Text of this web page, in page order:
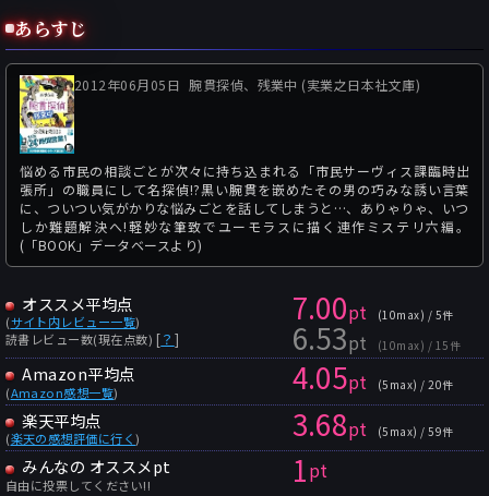
あらすじ
2012年06月05日 腕貫探偵、残業中 (実業之日本社文庫)
悩める市民の相談ごとが次々に持ち込まれる「市民サーヴィス課臨時出
張所」の職員にして名探偵!?黒い腕貫を嵌めたその男の巧みな誘い言葉
に、ついつい気がかりな悩みごとを話してしまうと…、ありゃりゃ、いつ
しか難題解決へ!軽妙な筆致でユーモラスに描く連作ミステリ六編。
(「BOOK」データベースより)
オススメ平均点
(サイト内レビュー一覧)
読書レビュー数(現在点数) [？ ]
7.00pt (10max) / 5件
6.53pt (10max) / 15件
Amazon平均点
(Amazon感想一覧) 4.05pt (5max) / 20件
楽天平均点
(楽天の感想評価に行く) 3.68pt (5max) / 59件
みんなの オススメpt
自由に投票してください!! 1pt